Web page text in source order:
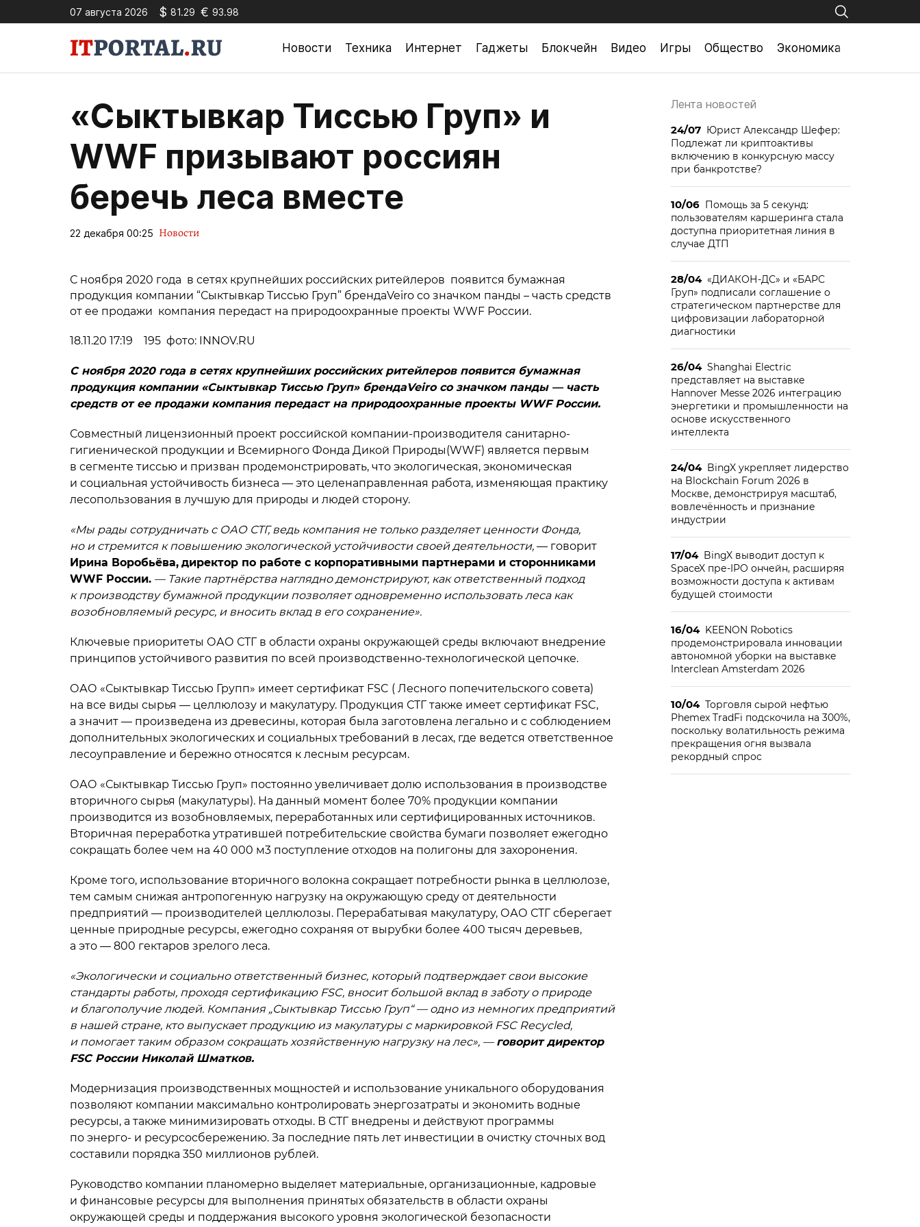
07 августа 2026 $ 81.29 € 93.98
Новости Техника Интернет Гаджеты Блокчейн Видео Игры Общество Экономика
«Сыктывкар Тиссью Груп» и
WWF призывают россиян
беречь леса вместе
22 декабря 00:25 Новости
С ноября 2020 года в сетях крупнейших российских ритейлеров появится бумажная
продукция компании “Сыктывкар Тиссью Груп” брендаVeiro со значком панды – часть средств
от ее продажи компания передаст на природоохранные проекты WWF России.
18.11.20 17:19 195 фото: INNOV.RU
С ноября 2020 года в сетях крупнейших российских ритейлеров появится бумажная
продукция компании «Сыктывкар Тиссью Груп» брендаVeiroсо значком панды — часть
средств от ее продажи компания передаст на природоохранные проекты WWF России.
Совместный лицензионный проект российской компании-производителя санитарно-
гигиенической продукции и Всемирного Фонда Дикой Природы(WWF) является первым
в сегменте тиссью и призван продемонстрировать, что экологическая, экономическая
и социальная устойчивость бизнеса — это целенаправленная работа, изменяющая практику
лесопользования в лучшую для природы и людей сторону.
«Мы рады сотрудничать с ОАО СТГ, ведь компания не только разделяет ценности Фонда,
но и стремится к повышению экологической устойчивости своей деятельности, — говорит
Ирина Воробьёва, директор по работе с корпоративными партнерами и сторонниками
WWF России. — Такие партнёрства наглядно демонстрируют, как ответственный подход
к производству бумажной продукции позволяет одновременно использовать леса как
возобновляемый ресурс, и вносить вклад в его сохранение».
Ключевые приоритеты ОАО СТГ в области охраны окружающей среды включают внедрение
принципов устойчивого развития по всей производственно-технологической цепочке.
ОАО «Сыктывкар Тиссью Групп» имеет сертификат FSC ( Лесного попечительского совета)
на все виды сырья — целлюлозу и макулатуру. Продукция СТГ также имеет сертификат FSC,
а значит — произведена из древесины, которая была заготовлена легально и с соблюдением
дополнительных экологических и социальных требований в лесах, где ведется ответственное
лесоуправление и бережно относятся к лесным ресурсам.
ОАО «Сыктывкар Тиссью Груп» постоянно увеличивает долю использования в производстве
вторичного сырья (макулатуры). На данный момент более 70% продукции компании
производится из возобновляемых, переработанных или сертифицированных источников.
Вторичная переработка утратившей потребительские свойства бумаги позволяет ежегодно
сокращать более чем на 40 000 м3 поступление отходов на полигоны для захоронения.
Кроме того, использование вторичного волокна сокращает потребности рынка в целлюлозе,
тем самым снижая антропогенную нагрузку на окружающую среду от деятельности
предприятий — производителей целлюлозы. Перерабатывая макулатуру, ОАО СТГ сберегает
ценные природные ресурсы, ежегодно сохраняя от вырубки более 400 тысяч деревьев,
а это — 800 гектаров зрелого леса.
«Экологически и социально ответственный бизнес, который подтверждает свои высокие
стандарты работы, проходя сертификацию FSC, вносит большой вклад в заботу о природе
и благополучие людей. Компания „Сыктывкар Тиссью Груп“ — одно из немногих предприятий
в нашей стране, кто выпускает продукцию из макулатуры с маркировкой FSC Recycled,
и помогает таким образом сокращать хозяйственную нагрузку на лес», — говорит директор
FSC России Николай Шматков.
Модернизация производственных мощностей и использование уникального оборудования
позволяют компании максимально контролировать энергозатраты и экономить водные
ресурсы, а также минимизировать отходы. В СТГ внедрены и действуют программы
по энерго- и ресурсосбережению. За последние пять лет инвестиции в очистку сточных вод
составили порядка 350 миллионов рублей.
Руководство компании планомерно выделяет материальные, организационные, кадровые
и финансовые ресурсы для выполнения принятых обязательств в области охраны
окружающей среды и поддержания высокого уровня экологической безопасности
Лента новостей
24/07 Юрист Александр Шефер:
Подлежат ли криптоактивы
включению в конкурсную массу
при банкротстве?
10/06 Помощь за 5 секунд:
пользователям каршеринга стала
доступна приоритетная линия в
случае ДТП
28/04 «ДИАКОН-ДС» и «БАРС
Груп» подписали соглашение о
стратегическом партнерстве для
цифровизации лабораторной
диагностики
26/04 Shanghai Electric
представляет на выставке
Hannover Messe 2026 интеграцию
энергетики и промышленности на
основе искусственного
интеллекта
24/04 BingX укрепляет лидерство
на Blockchain Forum 2026 в
Москве, демонстрируя масштаб,
вовлечённость и признание
индустрии
17/04 BingX выводит доступ к
SpaceX пре-IPO ончейн, расширяя
возможности доступа к активам
будущей стоимости
16/04 KEENON Robotics
продемонстрировала инновации
автономной уборки на выставке
Interclean Amsterdam 2026
10/04 Торговля сырой нефтью
Phemex TradFi подскочила на 300%,
поскольку волатильность режима
прекращения огня вызвала
рекордный спрос